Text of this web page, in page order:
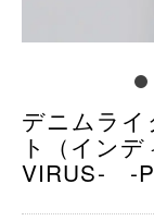
デニムラ
ト（イン
VIRUS- -